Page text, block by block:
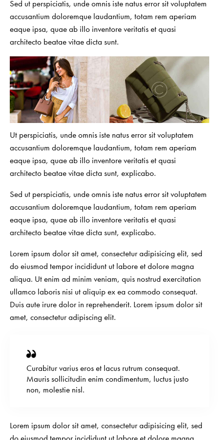
Sed ut perspiciatis, unde omnis iste natus error sit voluptatem
accusantium doloremque laudantium, totam rem aperiam
eaque ipsa, quae ab illo inventore veritatis et quasi
architecto beatae vitae dicta sunt.
Ut perspiciatis, unde omnis iste natus error sit voluptatem
accusantium doloremque laudantium, totam rem aperiam
eaque ipsa, quae ab illo inventore veritatis et quasi
architecto beatae vitae dicta sunt, explicabo.
Sed ut perspiciatis, unde omnis iste natus error sit voluptatem
accusantium doloremque laudantium, totam rem aperiam
eaque ipsa, quae ab illo inventore veritatis et quasi
architecto beatae vitae dicta sunt, explicabo.
Lorem ipsum dolor sit amet, consectetur adipisicing elit, sed
do eiusmod tempor incididunt ut labore et dolore magna
aliqua. Ut enim ad minim veniam, quis nostrud exercitation
ullamco laboris nisi ut aliquip ex ea commodo consequat.
Duis aute irure dolor in reprehenderit. Lorem ipsum dolor sit
amet, consectetur adipiscing elit.
Curabitur varius eros et lacus rutrum consequat.
Mauris sollicitudin enim condimentum, luctus justo
non, molestie nisl.
Lorem ipsum dolor sit amet, consectetur adipisicing elit, sed